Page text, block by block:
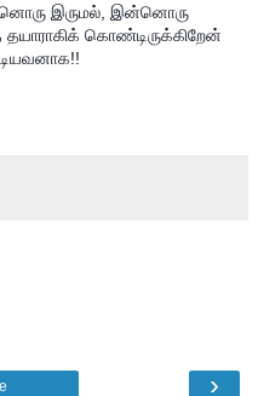
இருமல், இன்னொரு
கொண்டிருக்கிறேன்
›